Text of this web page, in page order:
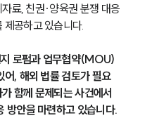
료, 친권·양육권 분쟁 대응
공하고 있습니다.
로펌과 업무협약(MOU)
어, 해외 법률 검토가 필요
함께 문제되는 사건에서
방안을 마련하고 있습니다.